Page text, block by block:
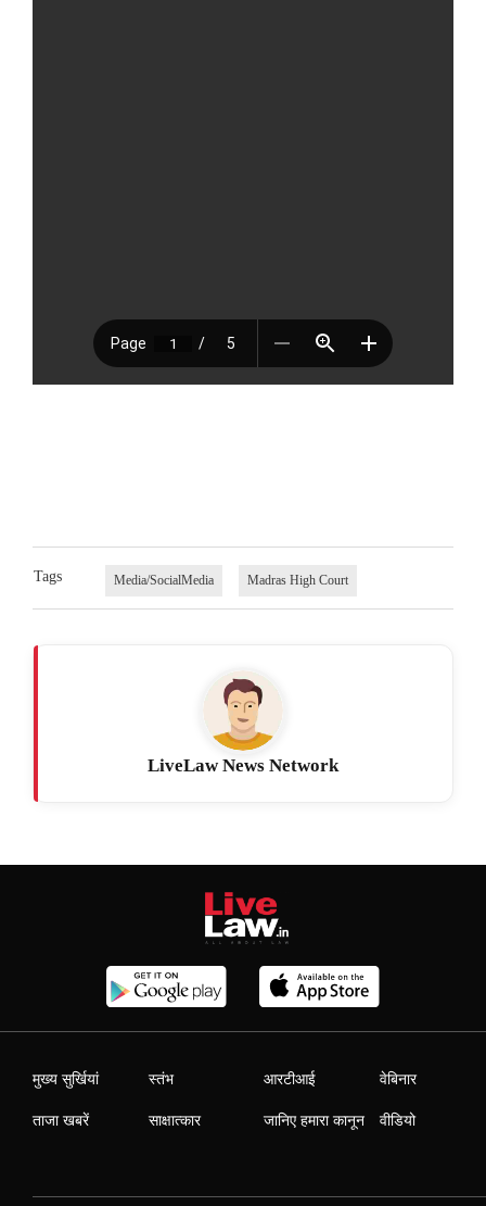
Tags Media/SocialMedia Madras High Court
LiveLaw News Network
मुख्य सुर्खियां
ताजा खबरें
स्तंभ
साक्षात्कार
आरटीआई
जानिए हमारा कानून
वेबिनार
वीडियो